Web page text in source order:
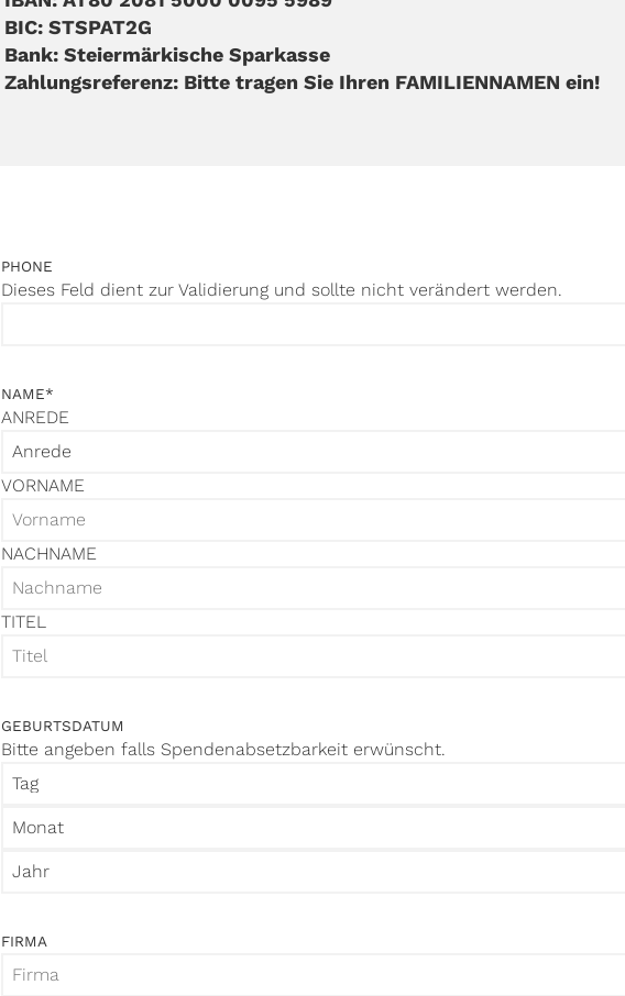
BIC: STSPAT2G
Bank: Steiermärkische Sparkasse
Zahlungsreferenz: Bitte tragen Sie Ihren FAMILIENNAMEN ein!
PHONE
Dieses Feld dient zur Validierung und sollte nicht verändert werden.
NAME*
ANREDE
VORNAME
NACHNAME
TITEL
GEBURTSDATUM
Bitte angeben falls Spendenabsetzbarkeit erwünscht.
TAG
MONAT
JAHR
FIRMA